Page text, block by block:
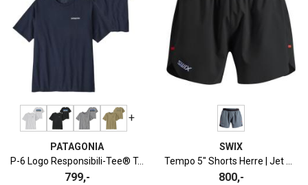
+
PATAGONIA
P-6 Logo Responsibili-Tee® T-Skjorte Herre
799,-
SWIX
800,-